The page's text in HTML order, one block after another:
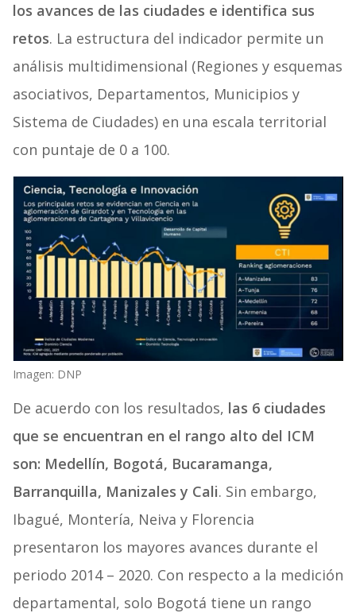
los avances de las ciudades e identifica sus
retos. La estructura del indicador permite un
análisis multidimensional (Regiones y esquemas
asociativos, Departamentos, Municipios y
Sistema de Ciudades) en una escala territorial
con puntaje de 0 a 100.
Imagen: DNP
De acuerdo con los resultados, las 6 ciudades
que se encuentran en el rango alto del ICM
son: Medellín, Bogotá, Bucaramanga,
Barranquilla, Manizales y Cali. Sin embargo,
Ibagué, Montería, Neiva y Florencia
presentaron los mayores avances durante el
periodo 2014 – 2020. Con respecto a la medición
departamental, solo Bogotá tiene un rango